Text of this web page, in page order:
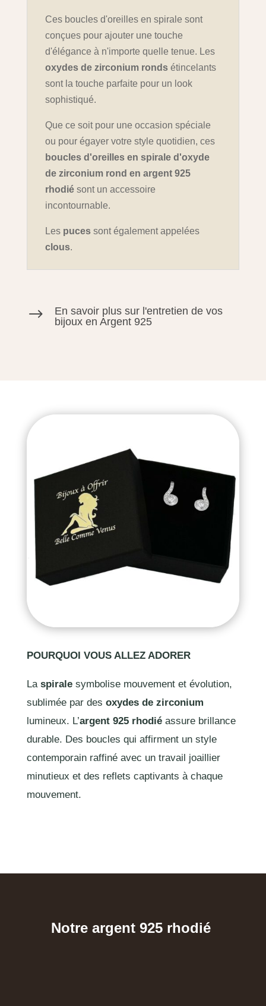
Ces boucles d'oreilles en spirale sont
conçues pour ajouter une touche
d'élégance à n'importe quelle tenue. Les
oxydes de zirconium rondsétincelants
sont la touche parfaite pour un look
sophistiqué.
Que ce soit pour une occasion spéciale
ou pour égayer votre style quotidien, ces
boucles d'oreilles en spirale d'oxyde
de zirconium rond en argent 925
rhodiésont un accessoire
incontournable.
Les pucessont également appelées
clous.
$
En savoir plus sur l'entretien de vos
bijoux en Argent 925
POURQUOI VOUS ALLEZ ADORER
La spiralesymbolise mouvement et évolution,
sublimée par des oxydes de zirconium
lumineux. L’argent 925 rhodiéassure brillance
durable. Des boucles qui affirment un style
contemporain raffiné avec un travail joaillier
minutieux et des reflets captivants à chaque
mouvement.
Notre argent 925 rhodié